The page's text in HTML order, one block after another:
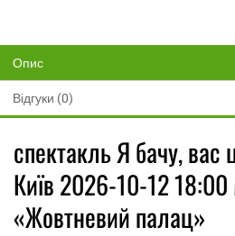
Опис
Відгуки (0)
спектакль Я бачу, вас
Київ 2026-10-12
«Жовтневий палац»